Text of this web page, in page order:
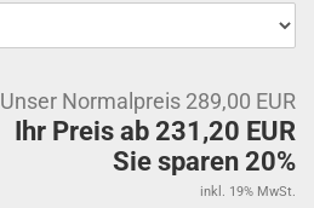
Unser Normalpreis 289,00 EUR
Ihr Preis ab 231,20 EUR
Sie sparen 20%
inkl. 19% MwSt.